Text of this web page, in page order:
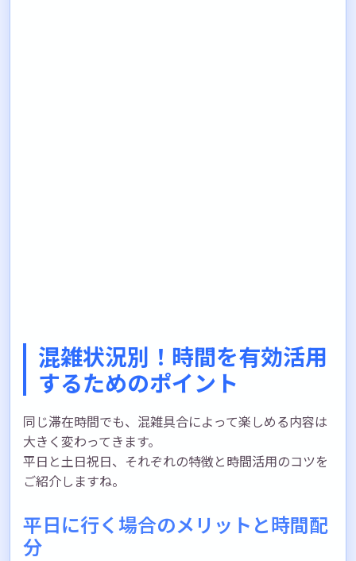
混雑状況別！時間を有効活用
するためのポイント
同じ滞在時間でも、混雑具合によって楽しめる内容は
大きく変わってきます。
平日と土日祝日、それぞれの特徴と時間活用のコツを
ご紹介しますね。
平日に行く場合のメリットと時間配
分